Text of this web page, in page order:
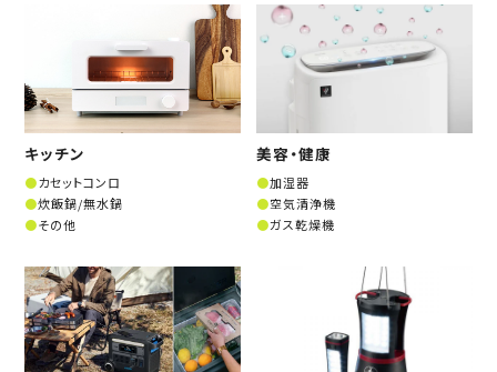
キッチン
カセットコンロ
炊飯鍋/無水鍋
その他
美容・健康
加湿器
空気清浄機
ガス乾燥機